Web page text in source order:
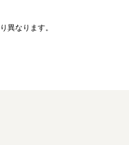
異なります。